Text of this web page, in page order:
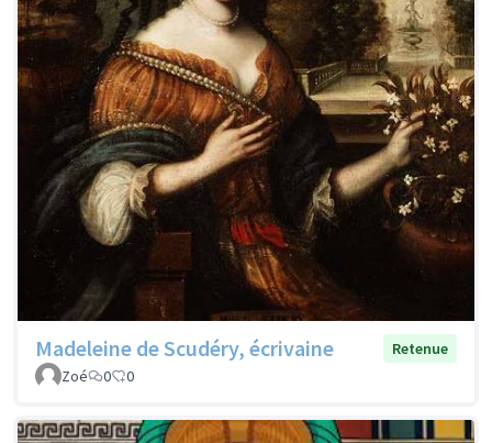
Madeleine de Scudéry, écrivaine
Retenue
Zoé
0 0